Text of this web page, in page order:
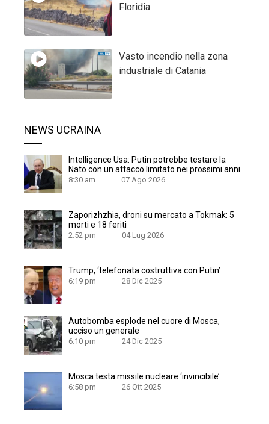
Floridia
Vasto incendio nella zona
industriale di Catania
NEWS UCRAINA
Intelligence Usa: Putin potrebbe testare la
Nato con un attacco limitato nei prossimi anni
8:30 am 07 Ago 2026
Zaporizhzhia, droni su mercato a Tokmak: 5
morti e 18 feriti
2:52 pm 04 Lug 2026
Trump, ‘telefonata costruttiva con Putin’
6:19 pm 28 Dic 2025
Autobomba esplode nel cuore di Mosca,
ucciso un generale
6:10 pm 24 Dic 2025
Mosca testa missile nucleare ‘invincibile’
6:58 pm 26 Ott 2025